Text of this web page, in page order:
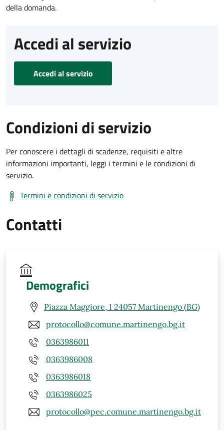
della domanda.
Accedi al servizio
Accedi al servizio
Condizioni di servizio
Per conoscere i dettagli di scadenze, requisiti e altre
informazioni importanti, leggi i termini e le condizioni di
servizio.
Termini e condizioni di servizio
Contatti
Demografici
Piazza Maggiore, 1 24057 Martinengo (BG)
protocollo@comune.martinengo.bg.it
0363986011
0363986008
0363986018
0363986025
protocollo@pec.comune.martinengo.bg.it